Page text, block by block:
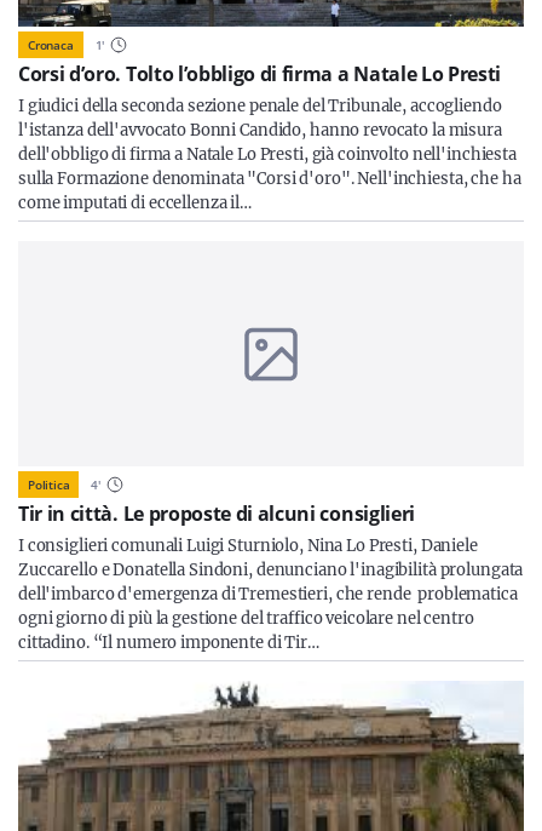
Cronaca 1'
Corsi d’oro. Tolto l’obbligo di firma a Natale Lo Presti
I giudici della seconda sezione penale del Tribunale, accogliendo
l'istanza dell'avvocato Bonni Candido, hanno revocato la misura
dell'obbligo di firma a Natale Lo Presti, già coinvolto nell'inchiesta
sulla Formazione denominata "Corsi d'oro". Nell'inchiesta, che ha
come imputati di eccellenza il…
Politica 4'
Tir in città. Le proposte di alcuni consiglieri
I consiglieri comunali Luigi Sturniolo, Nina Lo Presti, Daniele
Zuccarello e Donatella Sindoni, denunciano l'inagibilità prolungata
dell'imbarco d'emergenza di Tremestieri, che rende problematica
ogni giorno di più la gestione del traffico veicolare nel centro
cittadino. “Il numero imponente di Tir…